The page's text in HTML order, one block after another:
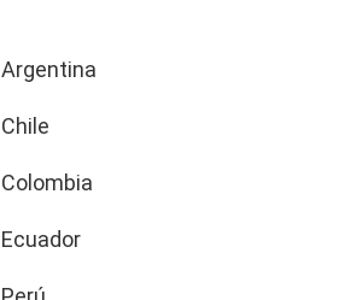
Argentina
Chile
Colombia
Ecuador